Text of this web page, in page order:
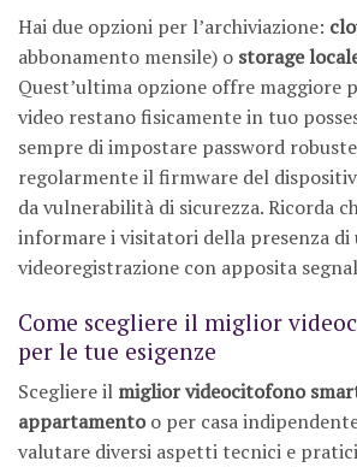
Hai due opzioni per l’archiviazione:
abbonamento mensile) o storage
Quest’ultima opzione offre maggiore
video restano fisicamente in tuo
sempre di impostare password
regolarmente il firmware del
da vulnerabilità di sicurezza. Ricorda
informare i visitatori della presenza di
videoregistrazione con apposita
Come scegliere il miglior
per le tue esigenze
Scegliere il miglior videocitofono
appartamentoo per casa
valutare diversi aspetti tecnici e